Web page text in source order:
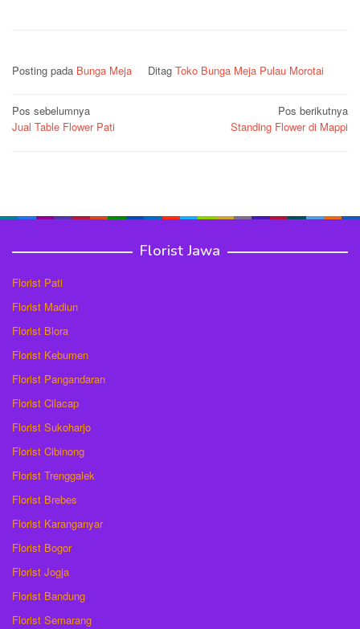
Posting pada Bunga Meja Ditag Toko Bunga Meja Pulau Morotai
Navigasi
pos
Pos sebelumnya
Jual Table Flower Pati
Pos berikutnya
Standing Flower di Mappi
Florist Jawa
Florist Pati
Florist Madiun
Florist Blora
Florist Kebumen
Florist Pangandaran
Florist Cilacap
Florist Sukoharjo
Florist Cibinong
Florist Trenggalek
Florist Brebes
Florist Karanganyar
Florist Bogor
Florist Jogja
Florist Bandung
Florist Semarang